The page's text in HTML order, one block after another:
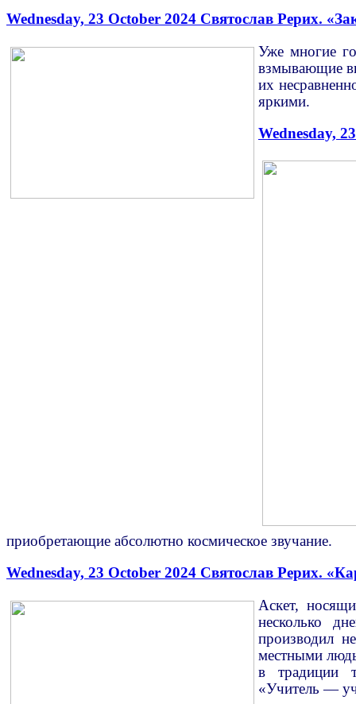
Wednesday, 23 October 2024 Святослав Рерих.
Уже многие
взмывающие
их
яркими.
Wednesday,
приобретающие абсолютно космическое звучание.
Wednesday, 23 October 2024 Святослав Рерих.
Аскет,
несколько
производил
местными
в традиции
«Учитель —